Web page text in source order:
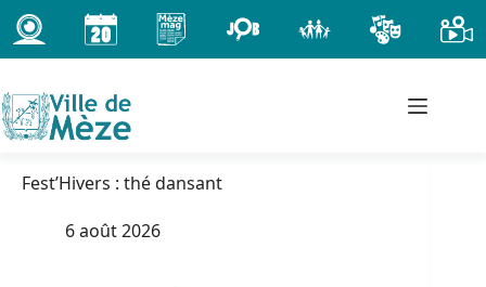
Passer
au
contenu
Fest’Hivers : thé dansant
6 août 2026